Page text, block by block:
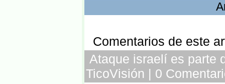
Comentarios de este
Ataque israelí es parte
TicoVisión | 0